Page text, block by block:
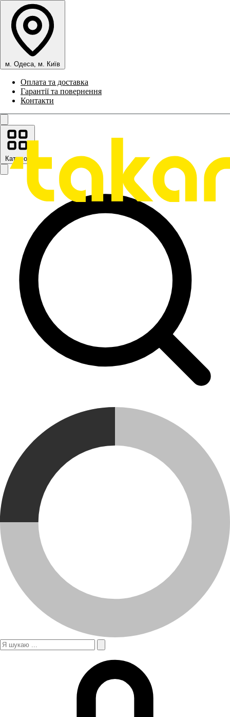
м. Одеса, м. Київ
Оплата та доставка
Гарантії та повернення
Контакти
Каталог